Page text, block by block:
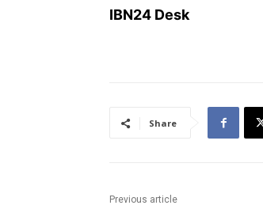
IBN24 Desk
Share
Previous article